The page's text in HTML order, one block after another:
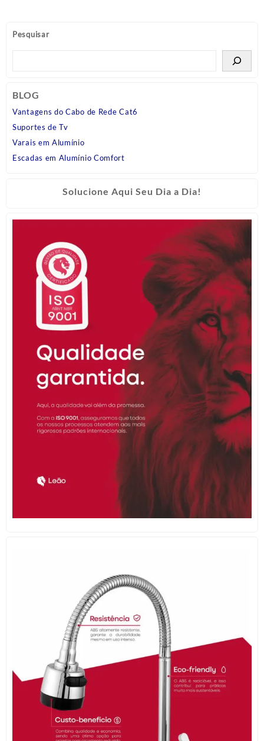
Pesquisar
BLOG
Vantagens do Cabo de Rede Cat6
Suportes de Tv
Varais em Alumínio
Escadas em Alumínio Comfort
Solucione Aqui Seu Dia a Dia!